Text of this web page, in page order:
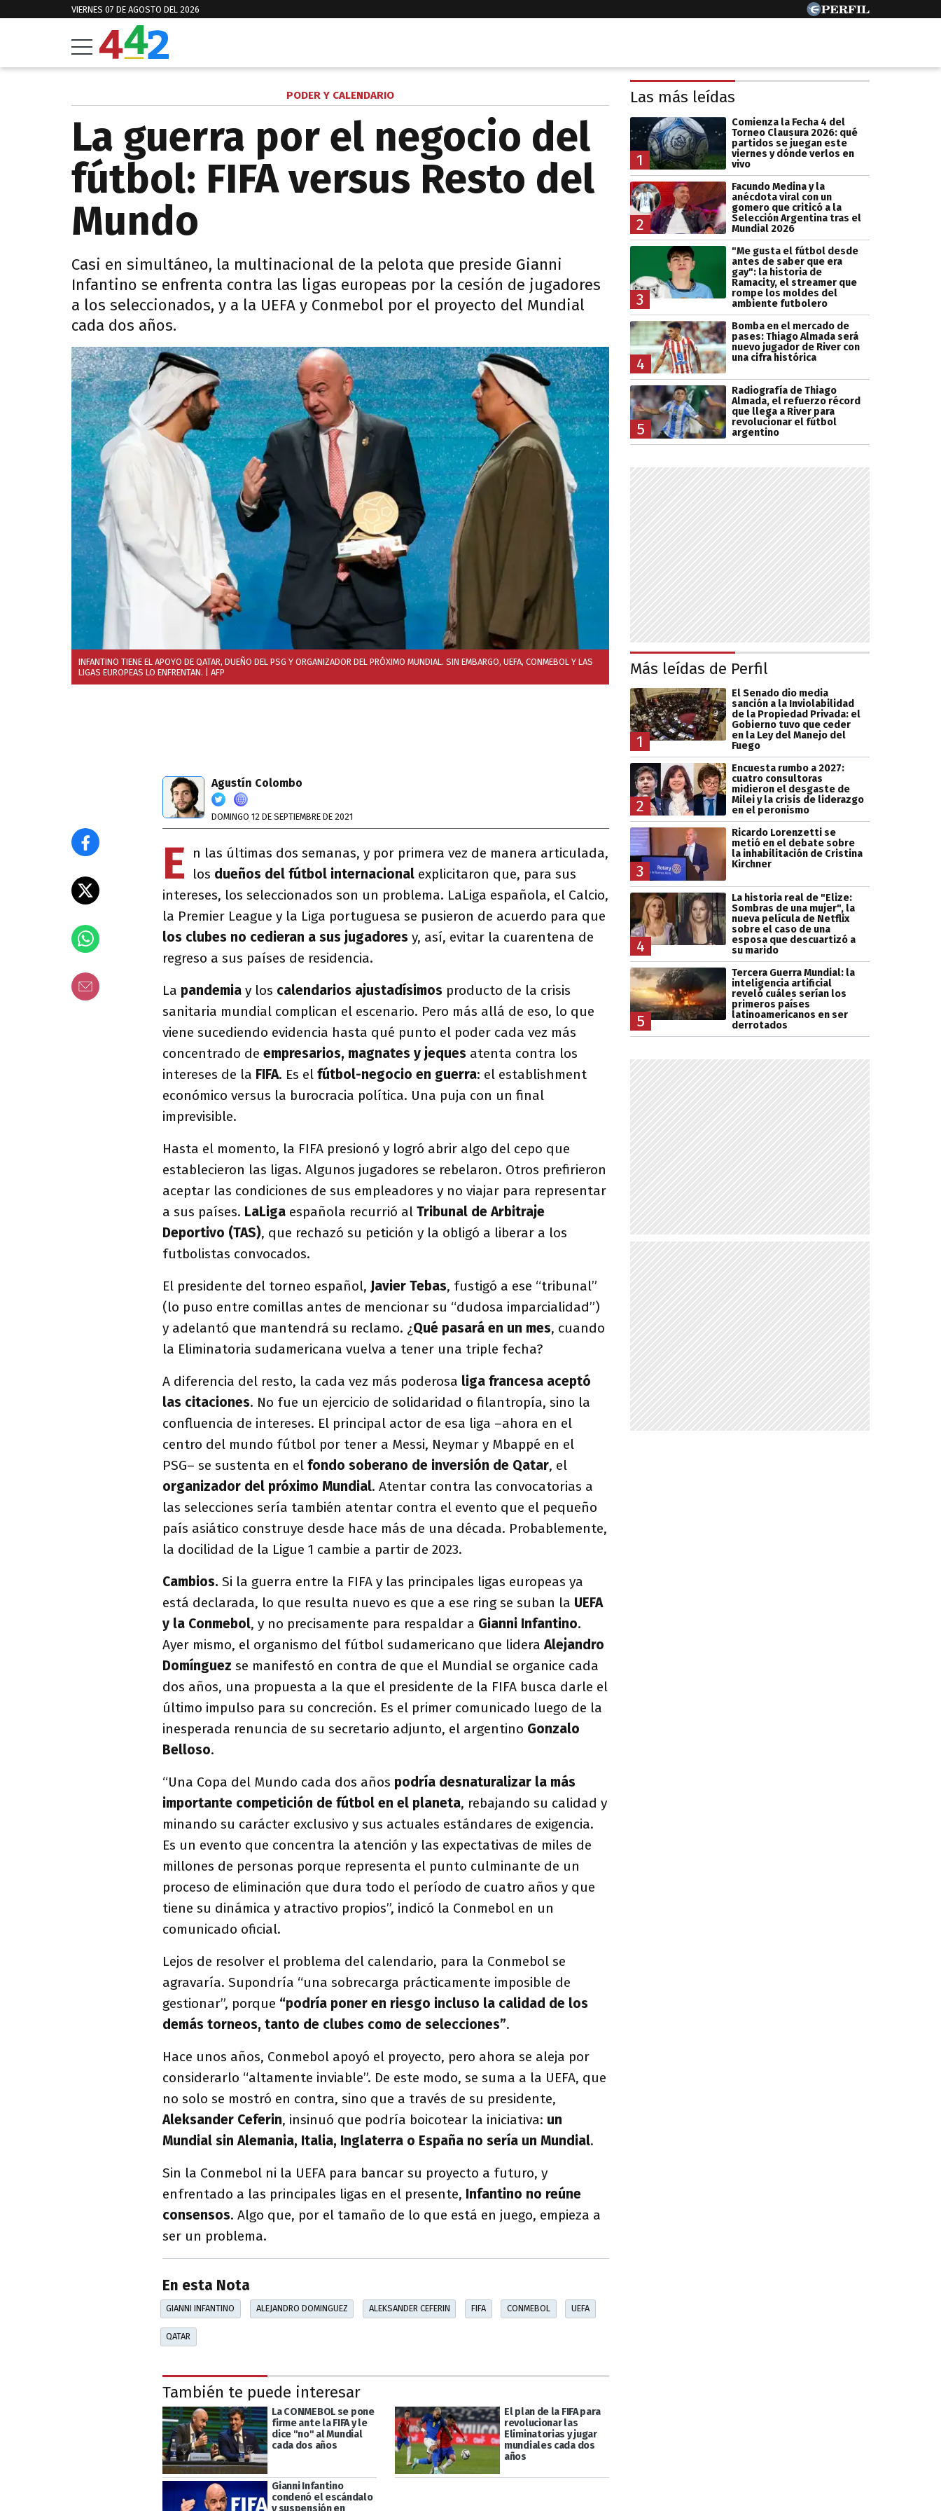
VIERNES 07 DE AGOSTO DEL 2026
PODER Y CALENDARIO
La guerra por el negocio del
fútbol: FIFA versus Resto del
Mundo
Casi en simultáneo, la multinacional de la pelota que preside Gianni
Infantino se enfrenta contra las ligas europeas por la cesión de jugadores
a los seleccionados, y a la UEFA y Conmebol por el proyecto del Mundial
cada dos años.
INFANTINO TIENE EL APOYO DE QATAR, DUEÑO DEL PSG Y ORGANIZADOR DEL PRÓXIMO MUNDIAL. SIN EMBARGO, UEFA, CONMEBOL Y LAS
LIGAS EUROPEAS LO ENFRENTAN.
| AFP
Agustín Colombo
DOMINGO 12 DE SEPTIEMBRE DE 2021
E
n las últimas dos semanas, y por primera vez de manera articulada,
los dueños del fútbol internacional explicitaron que, para sus
intereses, los seleccionados son un problema. LaLiga española, el Calcio,
la Premier League y la Liga portuguesa se pusieron de acuerdo para que
los clubes no cedieran a sus jugadores y, así, evitar la cuarentena de
regreso a sus países de residencia.
La pandemia y los calendarios ajustadísimos producto de la crisis
sanitaria mundial complican el escenario. Pero más allá de eso, lo que
viene sucediendo evidencia hasta qué punto el poder cada vez más
concentrado de empresarios, magnates y jeques atenta contra los
intereses de la FIFA. Es el fútbol-negocio en guerra: el establishment
económico versus la burocracia política. Una puja con un final
imprevisible.
Hasta el momento, la FIFA presionó y logró abrir algo del cepo que
establecieron las ligas. Algunos jugadores se rebelaron. Otros prefirieron
aceptar las condiciones de sus empleadores y no viajar para representar
a sus países. LaLiga española recurrió al Tribunal de Arbitraje
Deportivo (TAS), que rechazó su petición y la obligó a liberar a los
futbolistas convocados.
El presidente del torneo español, Javier Tebas, fustigó a ese “tribunal”
(lo puso entre comillas antes de mencionar su “dudosa imparcialidad”)
y adelantó que mantendrá su reclamo. ¿Qué pasará en un mes, cuando
la Eliminatoria sudamericana vuelva a tener una triple fecha?
A diferencia del resto, la cada vez más poderosa liga francesa aceptó
las citaciones. No fue un ejercicio de solidaridad o filantropía, sino la
confluencia de intereses. El principal actor de esa liga –ahora en el
centro del mundo fútbol por tener a Messi, Neymar y Mbappé en el
PSG– se sustenta en el fondo soberano de inversión de Qatar, el
organizador del próximo Mundial. Atentar contra las convocatorias a
las selecciones sería también atentar contra el evento que el pequeño
país asiático construye desde hace más de una década. Probablemente,
la docilidad de la Ligue 1 cambie a partir de 2023.
Cambios. Si la guerra entre la FIFA y las principales ligas europeas ya
está declarada, lo que resulta nuevo es que a ese ring se suban la UEFA
y la Conmebol, y no precisamente para respaldar a Gianni Infantino.
Ayer mismo, el organismo del fútbol sudamericano que lideraAlejandro
Domínguez se manifestó en contra de que el Mundial se organice cada
dos años, una propuesta a la que el presidente de la FIFA busca darle el
último impulso para su concreción. Es el primer comunicado luego de la
inesperada renuncia de su secretario adjunto, el argentino Gonzalo
Belloso.
“Una Copa del Mundo cada dos años podría desnaturalizar la más
importante competición de fútbol en el planeta, rebajando su calidad y
minando su carácter exclusivo y sus actuales estándares de exigencia.
Es un evento que concentra la atención y las expectativas de miles de
millones de personas porque representa el punto culminante de un
proceso de eliminación que dura todo el período de cuatro años y que
tiene su dinámica y atractivo propios”, indicó la Conmebol en un
comunicado oficial.
Lejos de resolver el problema del calendario, para la Conmebol se
agravaría. Supondría “una sobrecarga prácticamente imposible de
gestionar”, porque “podría poner en riesgo incluso la calidad de los
demás torneos, tanto de clubes como de selecciones”.
Hace unos años, Conmebol apoyó el proyecto, pero ahora se aleja por
considerarlo “altamente inviable”. De este modo, se suma a la UEFA, que
no solo se mostró en contra, sino que a través de su presidente,
Aleksander Ceferin, insinuó que podría boicotear la iniciativa: un
Mundial sin Alemania, Italia, Inglaterra o España no sería un Mundial.
Sin la Conmebol ni la UEFA para bancar su proyecto a futuro, y
enfrentado a las principales ligas en el presente, Infantino no reúne
consensos. Algo que, por el tamaño de lo que está en juego, empieza a
ser un problema.
En esta Nota
GIANNI INFANTINO ALEJANDRO DOMINGUEZ ALEKSANDER CEFERIN FIFA CONMEBOL UEFA
QATAR
También te puede interesar
La CONMEBOL se pone
firme ante la FIFA y le
dice "no" al Mundial
cada dos años
El plan de la FIFA para
revolucionar las
Eliminatorias y jugar
mundiales cada dos
años
Gianni Infantino
condenó el escándalo
Las más leídas
1
Comienza la Fecha 4 del
Torneo Clausura 2026: qué
partidos se juegan este
viernes y dónde verlos en
vivo
2
Facundo Medina y la
anécdota viral con un
gomero que criticó a la
Selección Argentina tras el
Mundial 2026
3
"Me gusta el fútbol desde
antes de saber que era
gay": la historia de
Ramacity, el streamer que
rompe los moldes del
ambiente futbolero
4
Bomba en el mercado de
pases: Thiago Almada será
nuevo jugador de River con
una cifra histórica
5
Radiografía de Thiago
Almada, el refuerzo récord
que llega a River para
revolucionar el fútbol
argentino
Más leídas de Perfil
1
El Senado dio media
sanción a la Inviolabilidad
de la Propiedad Privada: el
Gobierno tuvo que ceder
en la Ley del Manejo del
Fuego
2
Encuesta rumbo a 2027:
cuatro consultoras
midieron el desgaste de
Milei y la crisis de liderazgo
en el peronismo
3
Ricardo Lorenzetti se
metió en el debate sobre
la inhabilitación de Cristina
Kirchner
4
La historia real de "Elize:
Sombras de una mujer", la
nueva película de Netflix
sobre el caso de una
esposa que descuartizó a
su marido
5
Tercera Guerra Mundial: la
inteligencia artificial
reveló cuáles serían los
primeros países
latinoamericanos en ser
derrotados